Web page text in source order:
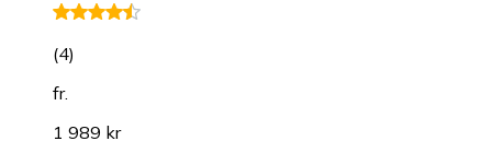
(4)
fr.
1 989 kr